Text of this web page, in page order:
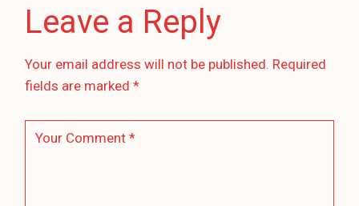
Leave a Reply
Your email address will not be published. Required
fields are marked*